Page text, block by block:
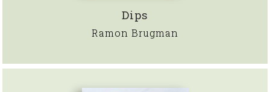
Dips
Ramon Brugman